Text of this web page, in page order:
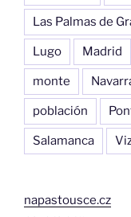
Las Palmas de
Lugo Madrid
monte
población
Salamanca
napastousce.cz